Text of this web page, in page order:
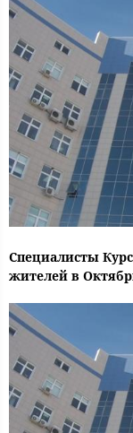
Специалисты
жителей в